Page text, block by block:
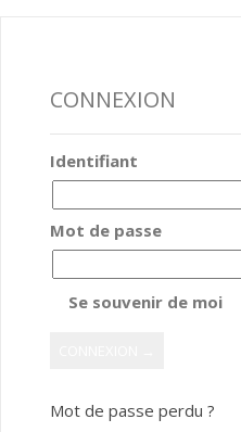
CONNEXION
Identifiant
Mot de passe
Se souvenir de moi
Mot de passe perdu ?